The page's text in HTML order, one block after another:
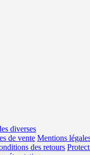
diverses
de vente Mentions
des retours